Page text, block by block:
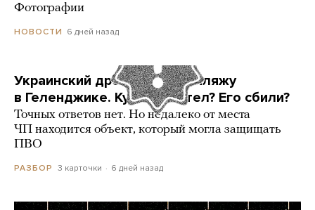
Фотографии
НОВОСТИ 6 дней назад
Украинский дрон попал по пляжу
в Геленджике. Куда он летел? Его сбили?
Точных ответов нет. Но недалеко от места
ЧП находится объект, который могла защищать
ПВО
РАЗБОР 3 карточки 6 дней назад